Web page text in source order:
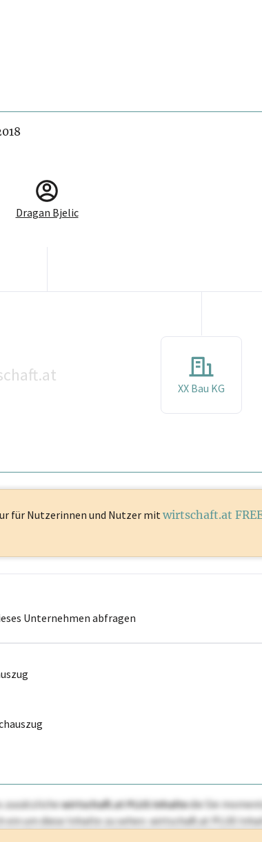
Dragan Bjelic
XX Bau KG
für Nutzerinnen und Nutzer mit wirtschaft.at
Unternehmen abfragen
zusätzlichewirtschaft.at PLUS Inhaltedie Sie
ein um diese Inhalte zu sehen. wirtschaft.at PLUS